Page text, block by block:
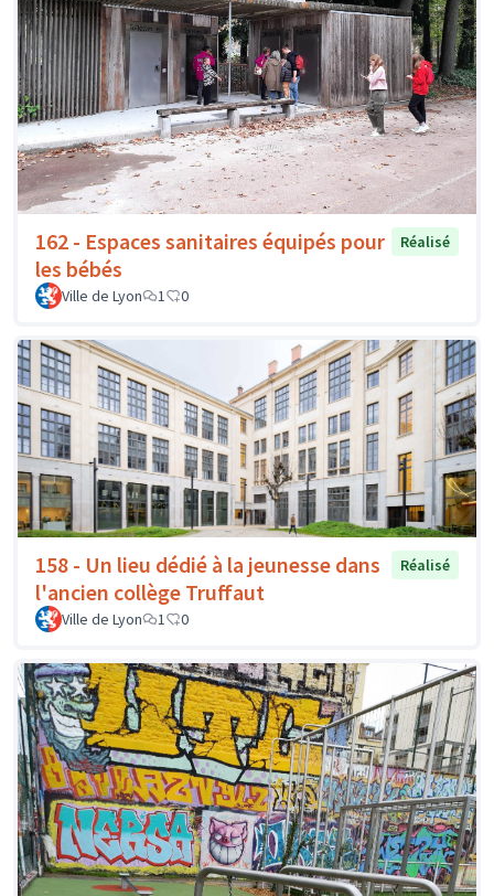
162 - Espaces sanitaires équipés pour
les bébés
Réalisé
Ville de Lyon 1 0
158 - Un lieu dédié à la jeunesse dans
l'ancien collège Truffaut
Réalisé
Ville de Lyon 1 0